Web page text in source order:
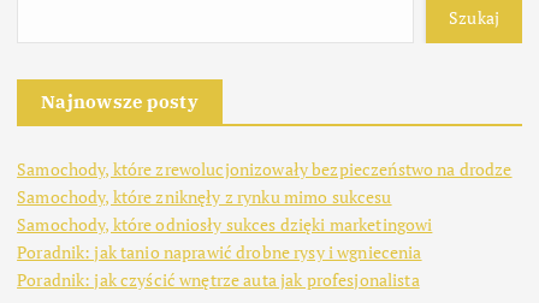
Szukaj
Najnowsze posty
Samochody, które zrewolucjonizowały bezpieczeństwo na drodze
Samochody, które zniknęły z rynku mimo sukcesu
Samochody, które odniosły sukces dzięki marketingowi
Poradnik: jak tanio naprawić drobne rysy i wgniecenia
Poradnik: jak czyścić wnętrze auta jak profesjonalista